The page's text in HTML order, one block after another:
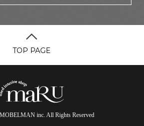
TOP PAGE
inc. All Rights Reserved